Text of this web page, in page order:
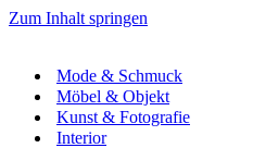
Zum Inhalt springen
Mode & Schmuck
Möbel & Objekt
Kunst & Fotografie
Interior